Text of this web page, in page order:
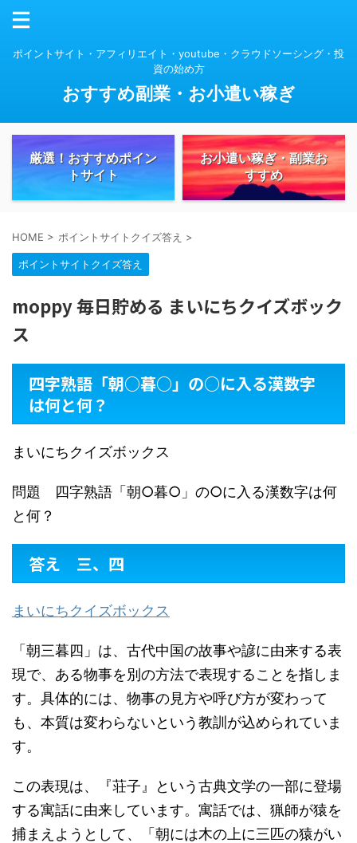
ポイントサイト・アフィリエイト・youtube・クラウドソーシング・投
資の始め方
おすすめ副業・お小遣い稼ぎ
厳選！おすすめポイン
トサイト
お小遣い稼ぎ・副業お
すすめ
HOME > ポイントサイトクイズ答え >
ポイントサイトクイズ答え
moppy 毎日貯める まいにちクイズボック
ス
四字熟語「朝○暮○」の○に入る漢数字
は何と何？
まいにちクイズボックス
問題 四字熟語「朝○暮○」の○に入る漢数字は何
と何？
答え 三、四
まいにちクイズボックス
「朝三暮四」は、古代中国の故事や諺に由来する表
現で、ある物事を別の方法で表現することを指しま
す。具体的には、物事の見方や呼び方が変わって
も、本質は変わらないという教訓が込められていま
す。
この表現は、『荘子』という古典文学の一部に登場
する寓話に由来しています。寓話では、猟師が猿を
捕まえようとして、「朝には木の上に三匹の猿がい